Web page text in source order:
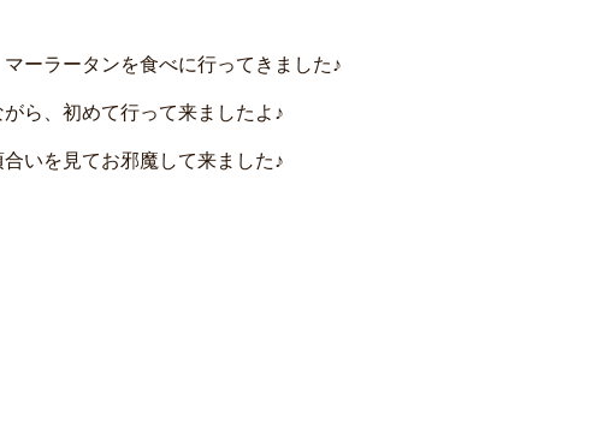
ーラータンを食べに行ってきました♪
ら、初めて行って来ましたよ♪
いを見てお邪魔して来ました♪